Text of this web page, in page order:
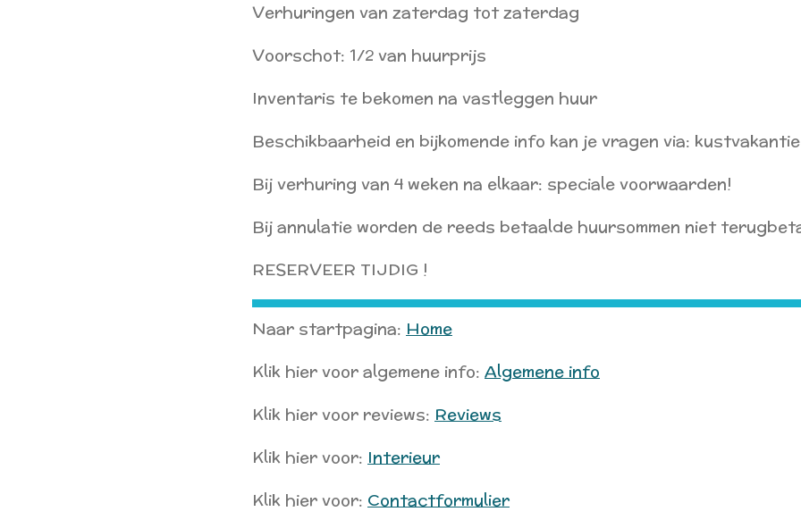
Verhuringen van zaterdag tot zaterdag
Voorschot: 1/2 van huurprijs
Inventaris te bekomen na vastleggen huur
Beschikbaarheid en bijkomende info kan je vragen via:
Bij verhuring van 4 weken na elkaar: speciale voorwaarden!
Bij annulatie worden de reeds betaalde huursommen niet
RESERVEER TIJDIG !
Naar startpagina: Home
Klik hier voor algemene info: Algemene info
Klik hier voor reviews: Reviews
Klik hier voor: Interieur
Klik hier voor: Contactformulier